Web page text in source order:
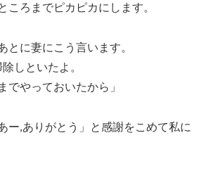
ころまでピカピカにします。
とに妻にこう言います。
しといたよ。
でやっておいたから」
ー,ありがとう」と感謝をこめて私に